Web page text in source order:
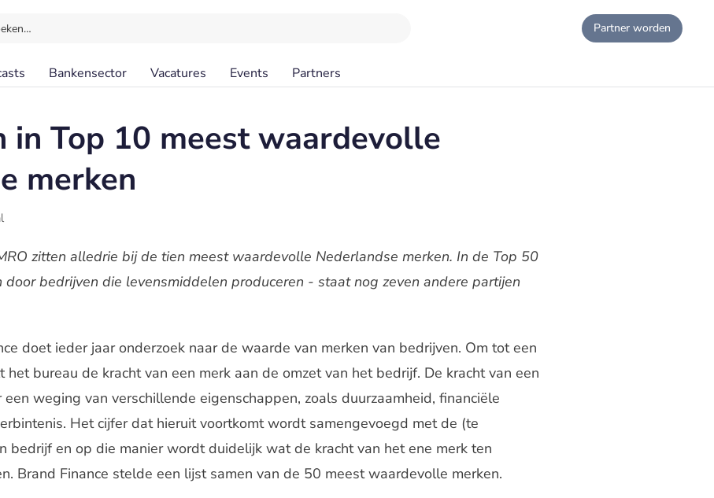
Partner worden
Bankensector Vacatures Events Partners
in Top 10 meest waardevolle
merken
zitten alledrie bij de tien meest waardevolle Nederlandse merken. In de Top 50
bedrijven die levensmiddelen produceren - staat nog zeven andere partijen
doet ieder jaar onderzoek naar de waarde van merken van bedrijven. Om tot een
het bureau de kracht van een merk aan de omzet van het bedrijf. De kracht van een
weging van verschillende eigenschappen, zoals duurzaamheid, financiële
Het cijfer dat hieruit voortkomt wordt samengevoegd met de (te
bedrijf en op die manier wordt duidelijk wat de kracht van het ene merk ten
Brand Finance stelde een lijst samen van de 50 meest waardevolle merken.